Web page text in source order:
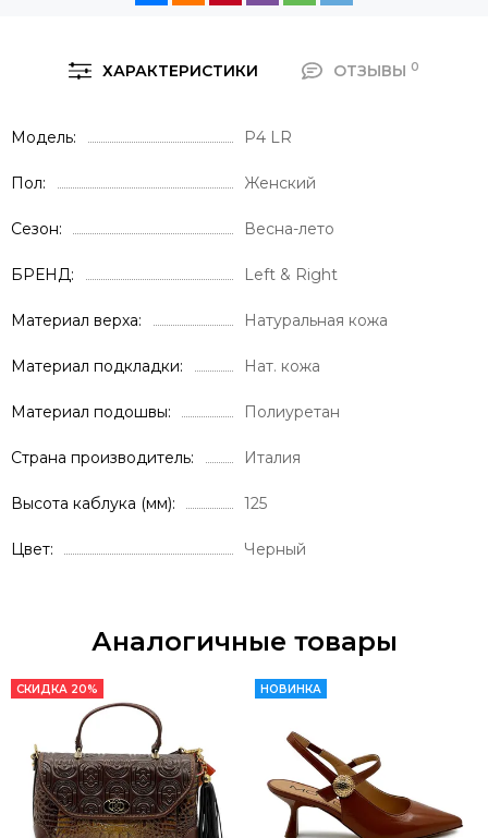
ХАРАКТЕРИСТИКИ ОТЗЫВЫ 0
Модель P4 LR
Пол Женский
Сезон Весна-лето
БРЕНД Left & Right
Материал верха Натуральная кожа
Материал подкладки Нат. кожа
Материал подошвы Полиуретан
Страна производитель Италия
Высота каблука (мм) 125
Цвет Черный
Аналогичные товары
СКИДКА 20% НОВИНКА